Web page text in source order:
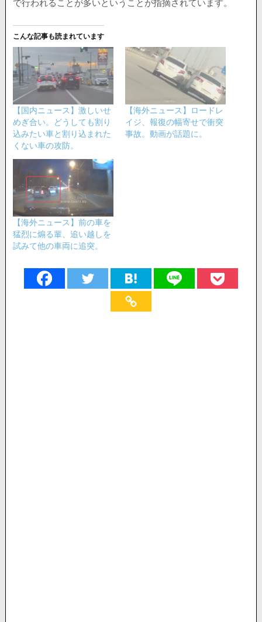
で行われることが多いということが指摘されています。
こんな記事も読まれています
【国内ニュース】激しいせ
めぎ合い。どうしても割り
込みたい車と割り込まれた
くない車の攻防。
【海外ニュース】ロードレ
イジ、報復の幅寄せで衝突
事故。動画が話題に。
【海外ニュース】前の車を
猛烈に煽る輩、追い越しを
試みて他の車両に追突。